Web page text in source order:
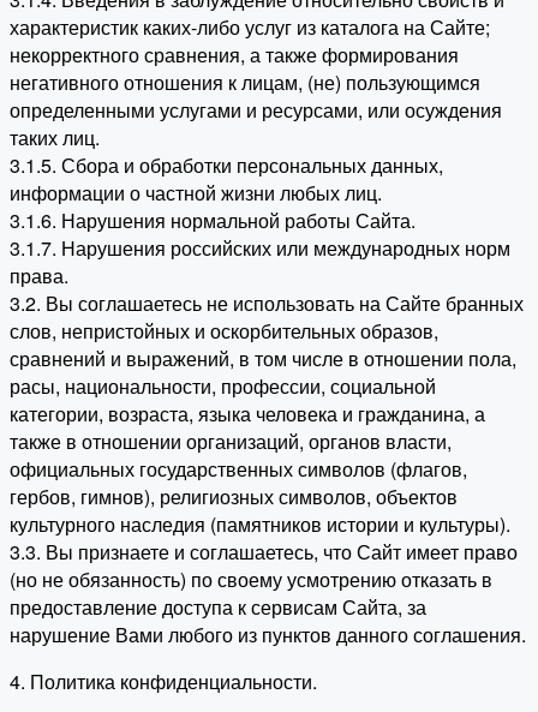
характеристик каких-либо услуг из каталога на Сайте;
некорректного сравнения, а также формирования
негативного отношения к лицам, (не) пользующимся
определенными услугами и ресурсами, или осуждения
таких лиц.
3.1.5. Сбора и обработки персональных данных,
информации о частной жизни любых лиц.
3.1.6. Нарушения нормальной работы Сайта.
3.1.7. Нарушения российских или международных норм
права.
3.2. Вы соглашаетесь не использовать на Сайте бранных
слов, непристойных и оскорбительных образов,
сравнений и выражений, в том числе в отношении пола,
расы, национальности, профессии, социальной
категории, возраста, языка человека и гражданина, а
также в отношении организаций, органов власти,
официальных государственных символов (флагов,
гербов, гимнов), религиозных символов, объектов
культурного наследия (памятников истории и культуры).
3.3. Вы признаете и соглашаетесь, что Сайт имеет право
(но не обязанность) по своему усмотрению отказать в
предоставление доступа к сервисам Сайта, за
нарушение Вами любого из пунктов данного соглашения.
4. Политика конфиденциальности.